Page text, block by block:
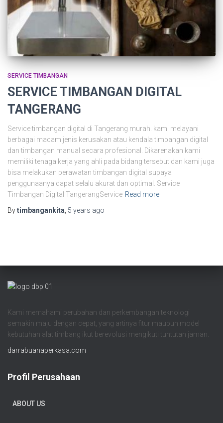
SERVICE TIMBANGAN
SERVICE TIMBANGAN DIGITAL
TANGERANG
Service timbangan digital di Tangerang murah. kami melayani
berbagai macam jenis kerusakan atau kendala timbangan digital
dan timbangan manual secara profesional. Dikarenakan kami
memiliki tenaga kerja yang ahli pada bidang tersebut dan kami juga
bisa melakukan perawatan timbangan digital supaya
penggunaanya dapat selalu akurat dan optimal. Service
Timbangan Digital TangerangService Read more
Bytimbangankita 5 years ago
Kami memahami perubahan dan perkembangan teknologi
semakin maju dengan cepat, yang artinya fitur maupun model
kebutuhan alat timbang ikut berevolusi mengikuti tuntutan jaman.
darrabuanaperkasa.com
Profil Perusahaan
ABOUT US